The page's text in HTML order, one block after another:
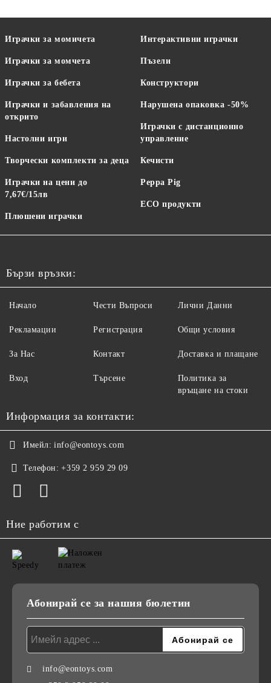
Играчки за момичета
Играчки за момчета
Играчки за бебета
Играчки и забавления на
открито
Настолни игри
Творчески комплекти за деца
Играчки на цени до
7,67€/15лв
Плюшени играчки
Интерактивни играчки
Пъзели
Конструктори
Нарушена опаковка -50%
Играчки с дистанционно
управление
Кечисти
Peppa Pig
ECO продукти
Бързи връзки:
Начало
Рекламации
За Нас
Вход
Чести Въпроси
Регистрация
Контакт
Търсене
Лични Данни
Общи условия
Доставка и плащане
Политика за
връщане на стоки
Информация за контакти:
Имейл: info@eontoys.com
Телефон: +359 2 959 29 09
Ние работим с
Абонирай се за нашия бюлетин
info@eontoys.com